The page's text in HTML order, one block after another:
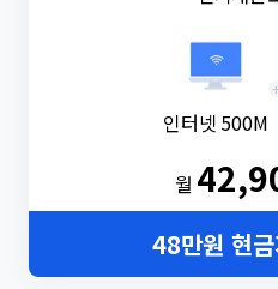
인터넷 500M
월
48만원 현